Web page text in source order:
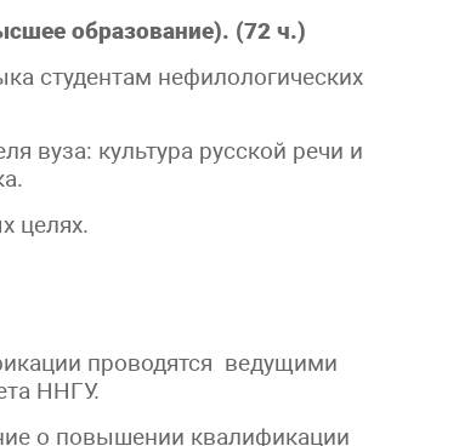
образование). (72 ч.)
студентам нефилологических
вуза: культура русской речи и
целях.
проводятся ведущими
ННГУ.
о повышении квалификации